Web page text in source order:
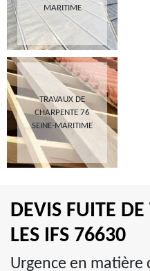
MARITIME
TRAVAUX DE
CHARPENTE 76
SEINE-MARITIME
DEVIS FUITE
LES IFS 76630
Urgence en